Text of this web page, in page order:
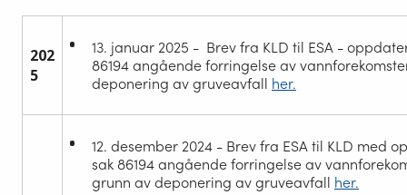
202
5
13. januar 2025 - Brev fra KLD til ESA -
86194 angående forringelse av
deponering av gruveavfall her.
12. desember 2024 - Brev fra ESA til KLD med
sak 86194 angående forringelse av
grunn av deponering av gruveavfall her.